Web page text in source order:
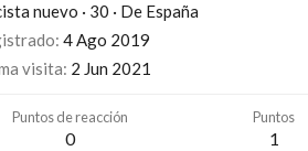
nuevo · 30 · De España
4 Ago 2019
visita 2 Jun 2021
Puntos de reacción
0
Puntos
1